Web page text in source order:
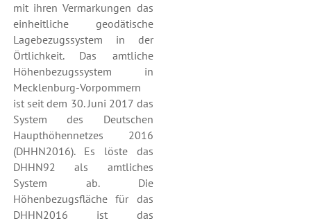
mit ihren Vermarkungen das
einheitliche geodätische
Lagebezugssystem in der
Örtlichkeit. Das amtliche
Höhenbezugssystem in
Mecklenburg-Vorpommern
ist seit dem 30. Juni 2017 das
System des Deutschen
Haupthöhennetzes 2016
(DHHN2016). Es löste das
DHHN92 als amtliches
System ab. Die
Höhenbezugsfläche für das
DHHN2016 ist das